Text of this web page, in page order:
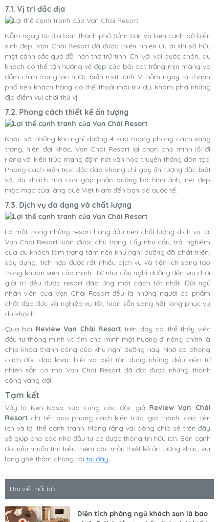
7.1. Vị trí đắc địa
Nằm ngay tại địa bàn thành phố Sầm Sơn và bên cạnh bờ biển
xinh đẹp. Vạn Chài Resort đã được thiên nhiên ưu ái khi sở hữu
một cảnh sắc quá đỗi nên thơ trữ tình. Chỉ với vài bước chân, du
khách có thể tận hưởng vẻ đẹp của bãi cát trắng mịn màng và
đắm chìm trong làn nước biển mát lạnh. Vì nằm ngay tại thành
phố nên khách hàng có thể thoải mái tru du, khám phá những
địa điểm vui chơi thú vị.
7.2. Phong cách thiết kế ấn tượng
Khác với những khu nghỉ dưỡng 4 sao mang phong cách sang
trọng, hiện đại khác, Vạn Chài Resort lại chọn cho mình lối đi
riêng với kiến trúc mang đậm nét văn hoá truyền thống dân tộc.
Phong cách kiến trúc độc đáo không chỉ gây ấn tượng đặc biệt
với du khách mà còn góp phần quảng bá hình ảnh, nét đẹp
mộc mạc của làng quê Việt Nam đến bạn bè quốc tế.
7.3. Dịch vụ đa dạng và chất lượng
Là một trong những resort hàng đầu nên chất lượng dịch vụ tại
Vạn Chài Resort luôn được chú trọng. Lấy nhu cầu, trải nghiệm
của du khách làm trọng tâm nên khu nghỉ dưỡng đã phát triển,
xây dựng, tích hợp được rất nhiều dịch vụ và tiện ích sáng tạo
trong khuôn viên của mình. Từ nhu cầu nghỉ dưỡng đến vui chơi
giải trí đều được resort đáp ứng một cách tốt nhất. Đội ngũ
nhân viên của Vạn Chài Resort đều là những người có phẩm
chất đạo đức và nghiệp vụ tốt, luôn sẵn sàng hết lòng phục vụ
du khách.
Qua bài Review Vạn Chài Resort trên đây có thể thấy việc
đầu tư thông minh và tìm cho mình một hướng đi riêng chính là
chìa khóa thành công của khu nghỉ dưỡng này. Nhờ có phong
cách độc đáo khác biệt và biết tận dụng những điều kiện tự
nhiên sẵn có mà Vạn Chài Resort đã đạt được những thành
công vang dội.
Tạm kết
Vậy là Ken Kasa vừa cùng các độc giả Review Vạn Chài
Resort chi tiết qua phong cách kiến trúc, giá thành, các tiện
ích và lợi thế cạnh tranh. Mong rằng vài dòng chia sẻ trên đây
sẽ giúp cho các nhà đầu tư có được thông tin hữu ích. Bên cạnh
đó, nếu muốn tìm hiểu thêm các mẫu thiết kế ấn tượng khác, vui
lòng ghé thăm chúng tôi tại đây.
Bài viết nổi bật
Diện tích phòng ngủ khách sạn là bao